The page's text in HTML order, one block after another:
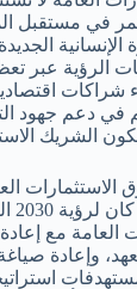
مستقبل
الإنسانية
الرؤية عبر
شراكات
في دعم جهود
الشريك
العامة مع
وإعادة صياغة